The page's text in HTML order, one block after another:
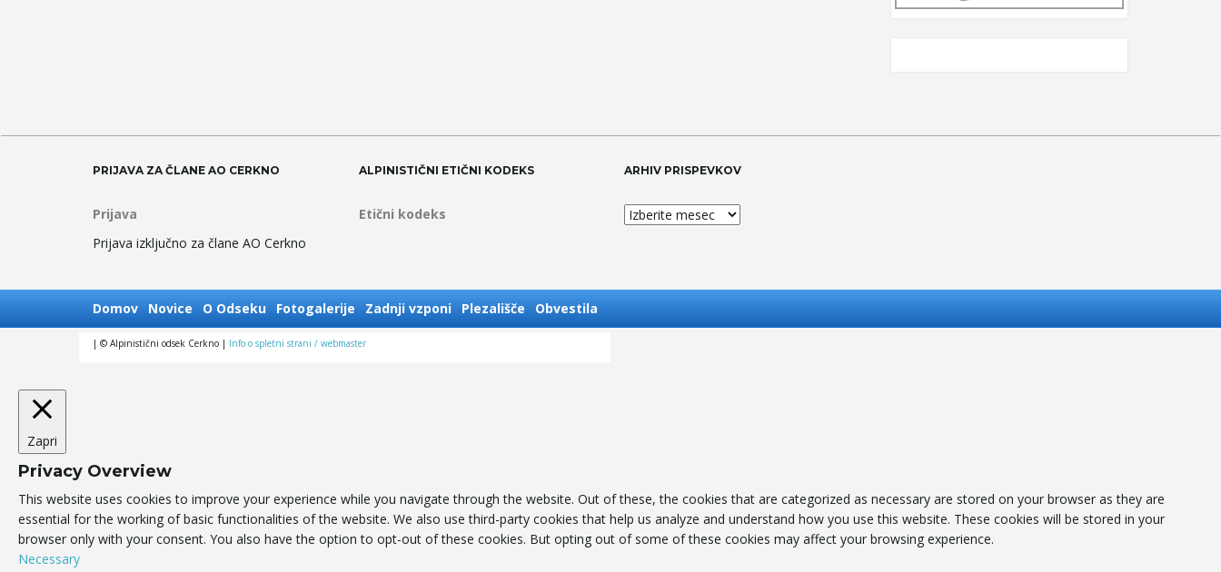
PRIJAVA ZA ČLANE AO CERKNO
Prijava
Prijava izključno za člane AO Cerkno
ALPINISTIČNI ETIČNI KODEKS
Etični kodeks
ARHIV PRISPEVKOV
Arhiv
Domov Novice O Odseku Fotogalerije Zadnji vzponi Plezališče Obvestila
| © Alpinistični odsek Cerkno | Info o spletni strani / webmaster
Zapri
Privacy Overview
This website uses cookies to improve your experience while you navigate through the website. Out of these, the cookies that are categorized as necessary are stored on your browser as they are
essential for the working of basic functionalities of the website. We also use third-party cookies that help us analyze and understand how you use this website. These cookies will be stored in your
browser only with your consent. You also have the option to opt-out of these cookies. But opting out of some of these cookies may affect your browsing experience.
Necessary